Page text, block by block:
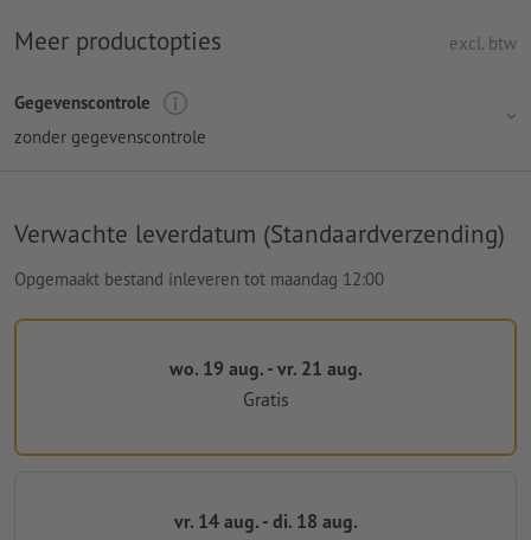
Meer productopties excl. btw
Gegevenscontrole
zonder gegevenscontrole
Verwachte leverdatum (Standaardverzending)
Opgemaakt bestand inleveren tot maandag 12:00
wo. 19 aug. - vr. 21 aug.
Gratis
vr. 14 aug. - di. 18 aug.